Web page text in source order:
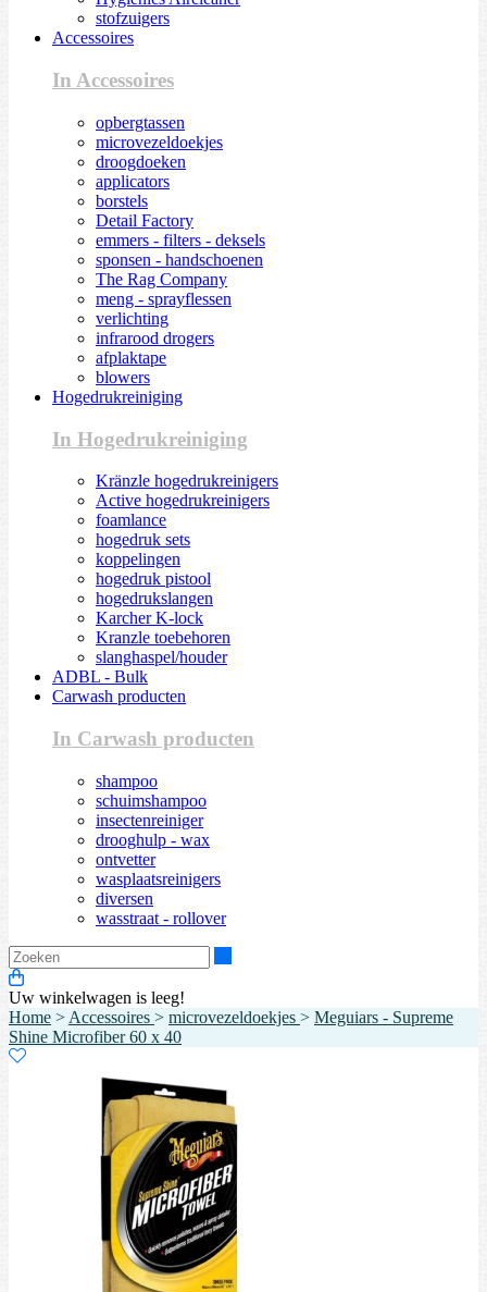
stofzuigers
Accessoires
In Accessoires
opbergtassen
microvezeldoekjes
droogdoeken
applicators
borstels
Detail Factory
emmers - filters - deksels
sponsen - handschoenen
The Rag Company
meng - sprayflessen
verlichting
infrarood drogers
afplaktape
blowers
Hogedrukreiniging
In Hogedrukreiniging
Kränzle hogedrukreinigers
Active hogedrukreinigers
foamlance
hogedruk sets
koppelingen
hogedruk pistool
hogedrukslangen
Karcher K-lock
Kranzle toebehoren
slanghaspel/houder
ADBL - Bulk
Carwash producten
In Carwash producten
shampoo
schuimshampoo
insectenreiniger
drooghulp - wax
ontvetter
wasplaatsreinigers
diversen
wasstraat - rollover
Uw winkelwagen is leeg!
Home > Accessoires > microvezeldoekjes > Meguiars - Supreme
Shine Microfiber 60 x 40